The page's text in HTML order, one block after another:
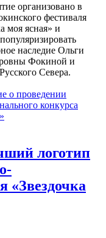
организовано в
фестиваля
моя ясная» и
наследие Ольги
Фокиной и
Севера.
о проведении
конкурса
логотип
«Звездочка